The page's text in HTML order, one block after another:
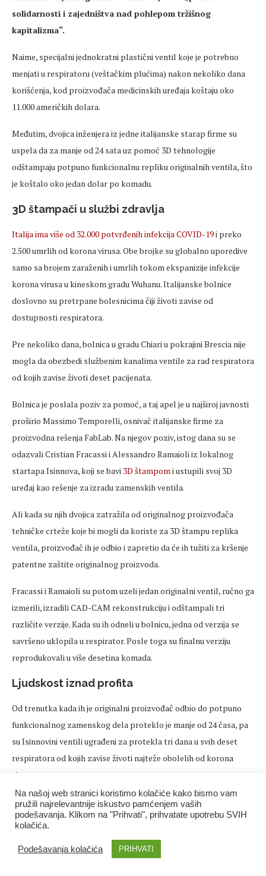
solidarnosti i zajedništva nad pohlepom tržišnog
kapitalizma“.
Naime, specijalni jednokratni plastični ventil koje je potrebno
menjati u respiratoru (veštačkim plućima) nakon nekoliko dana
korišćenja, kod proizvođača medicinskih uređaja koštaju oko
11.000 američkih dolara.
Međutim, dvojica inženjera iz jedne italijanske starap firme su
uspela da za manje od 24 sata uz pomoć 3D tehnologije
odštampaju potpuno funkcionalnu repliku originalnih ventila, što
je koštalo oko jedan dolar po komadu.
3D štampači u službi zdravlja
Italija ima više od 32.000 potvrđenih infekcija COVID-19i preko
2.500 umrlih od korona virusa. Obe brojke su globalno uporedive
samo sa brojem zaraženih i umrlih tokom ekspanizije infekcije
korona virusa u kineskom gradu Wuhanu. Italijanske bolnice
doslovno su pretrpane bolesnicima čiji životi zavise od
dostupnosti respiratora.
Pre nekoliko dana, bolnica u gradu Chiari u pokrajini Brescia nije
mogla da obezbedi službenim kanalima ventile za rad respiratora
od kojih zavise životi deset pacijenata.
Bolnica je poslala poziv za pomoć, a taj apel je u najširoj javnosti
proširio Massimo Temporelli, osnivač italijanske firme za
proizvodna rešenja FabLab. Na njegov poziv, istog dana su se
odazvali Cristian Fracassi i Alessandro Ramaioli iz lokalnog
startapa Isinnova, koji se bavi 3D štampomi ustupili svoj 3D
uređaj kao rešenje za izradu zamenskih ventila.
Ali kada su njih dvojica zatražila od originalnog proizvođača
tehničke crteže koje bi mogli da koriste za 3D štampu replika
ventila, proizvođač ih je odbio i zapretio da će ih tužiti za kršenje
patentne zaštite originalnog proizvoda.
Fracassi i Ramaioli su potom uzeli jedan originalni ventil, ručno ga
izmerili, izradili CAD-CAM rekonstrukciju i odštampali tri
različite verzije. Kada su ih odneli u bolnicu, jedna od verzija se
savršeno uklopila u respirator. Posle toga su finalnu verziju
reprodukovali u više desetina komada.
Ljudskost iznad profita
Od trenutka kada ih je originalni proizvođač odbio do potpuno
funkcionalnog zamenskog dela proteklo je manje od 24 časa, pa
su Isinnovini ventili ugrađeni za protekla tri dana u svih deset
respiratora od kojih zavise životi najteže obolelih od korona
virusa.
„Pacijenti su bili u životnoj opasnosti, mi smo morali brzo da
delujemo – i tačka“, piše Fracassi na svom postu na Facebooku i
praviti ove ventile isključivo za hitno spasavanje života u
Na našoj web stranici koristimo kolačiće kako bismo vam
pružili najrelevantnije iskustvo pamćenjem vaših
podešavanja. Klikom na "Prihvati", prihvatate upotrebu SVIH
kolačića.
Podešavanja kolačića PRIHVATI